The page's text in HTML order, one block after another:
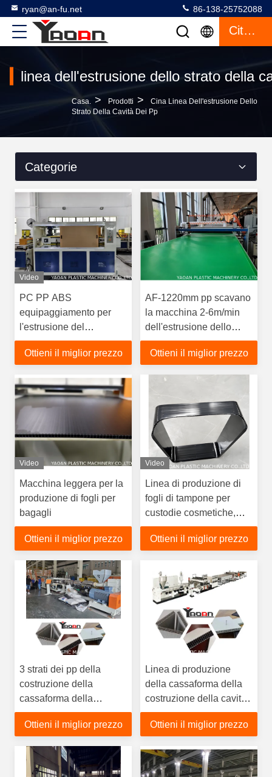
ryan@an-fu.net 86-138-25752088
Citazione
linea dell'estrusione dello strato della
Casa. > Prodotti >
Cina Linea Dell'estrusione Dello
Strato Della Cavità Dei Pp
Categorie
Video
PC PP ABS
equipaggiamento per
l'estrusione del
rivestimento della
custodia a prova di urti,
produzione di fogli di
supporto per sacchetti
da viaggio
Ottieni il miglior prezzo
AF-1220mm pp scavano
la macchina 2-6m/min
dell'estrusione dello
strato di profilo
Ottieni il miglior prezzo
Video
Macchina leggera per la
produzione di fogli per
bagagli
Ottieni il miglior prezzo
Video
Linea di produzione di
fogli di tampone per
custodie cosmetiche,
macchina per il pannello
interno per custodie
Ottieni il miglior prezzo
3 strati dei pp della
costruzione della
cassaforma della
costruzione del modello
della linea di produzione
Ottieni il miglior prezzo
Linea di produzione
della cassaforma della
costruzione della cavità
dei pp per materiale da
costruzione, macchina
costruzione della cavità
dei pp
Ottieni il miglior prezzo